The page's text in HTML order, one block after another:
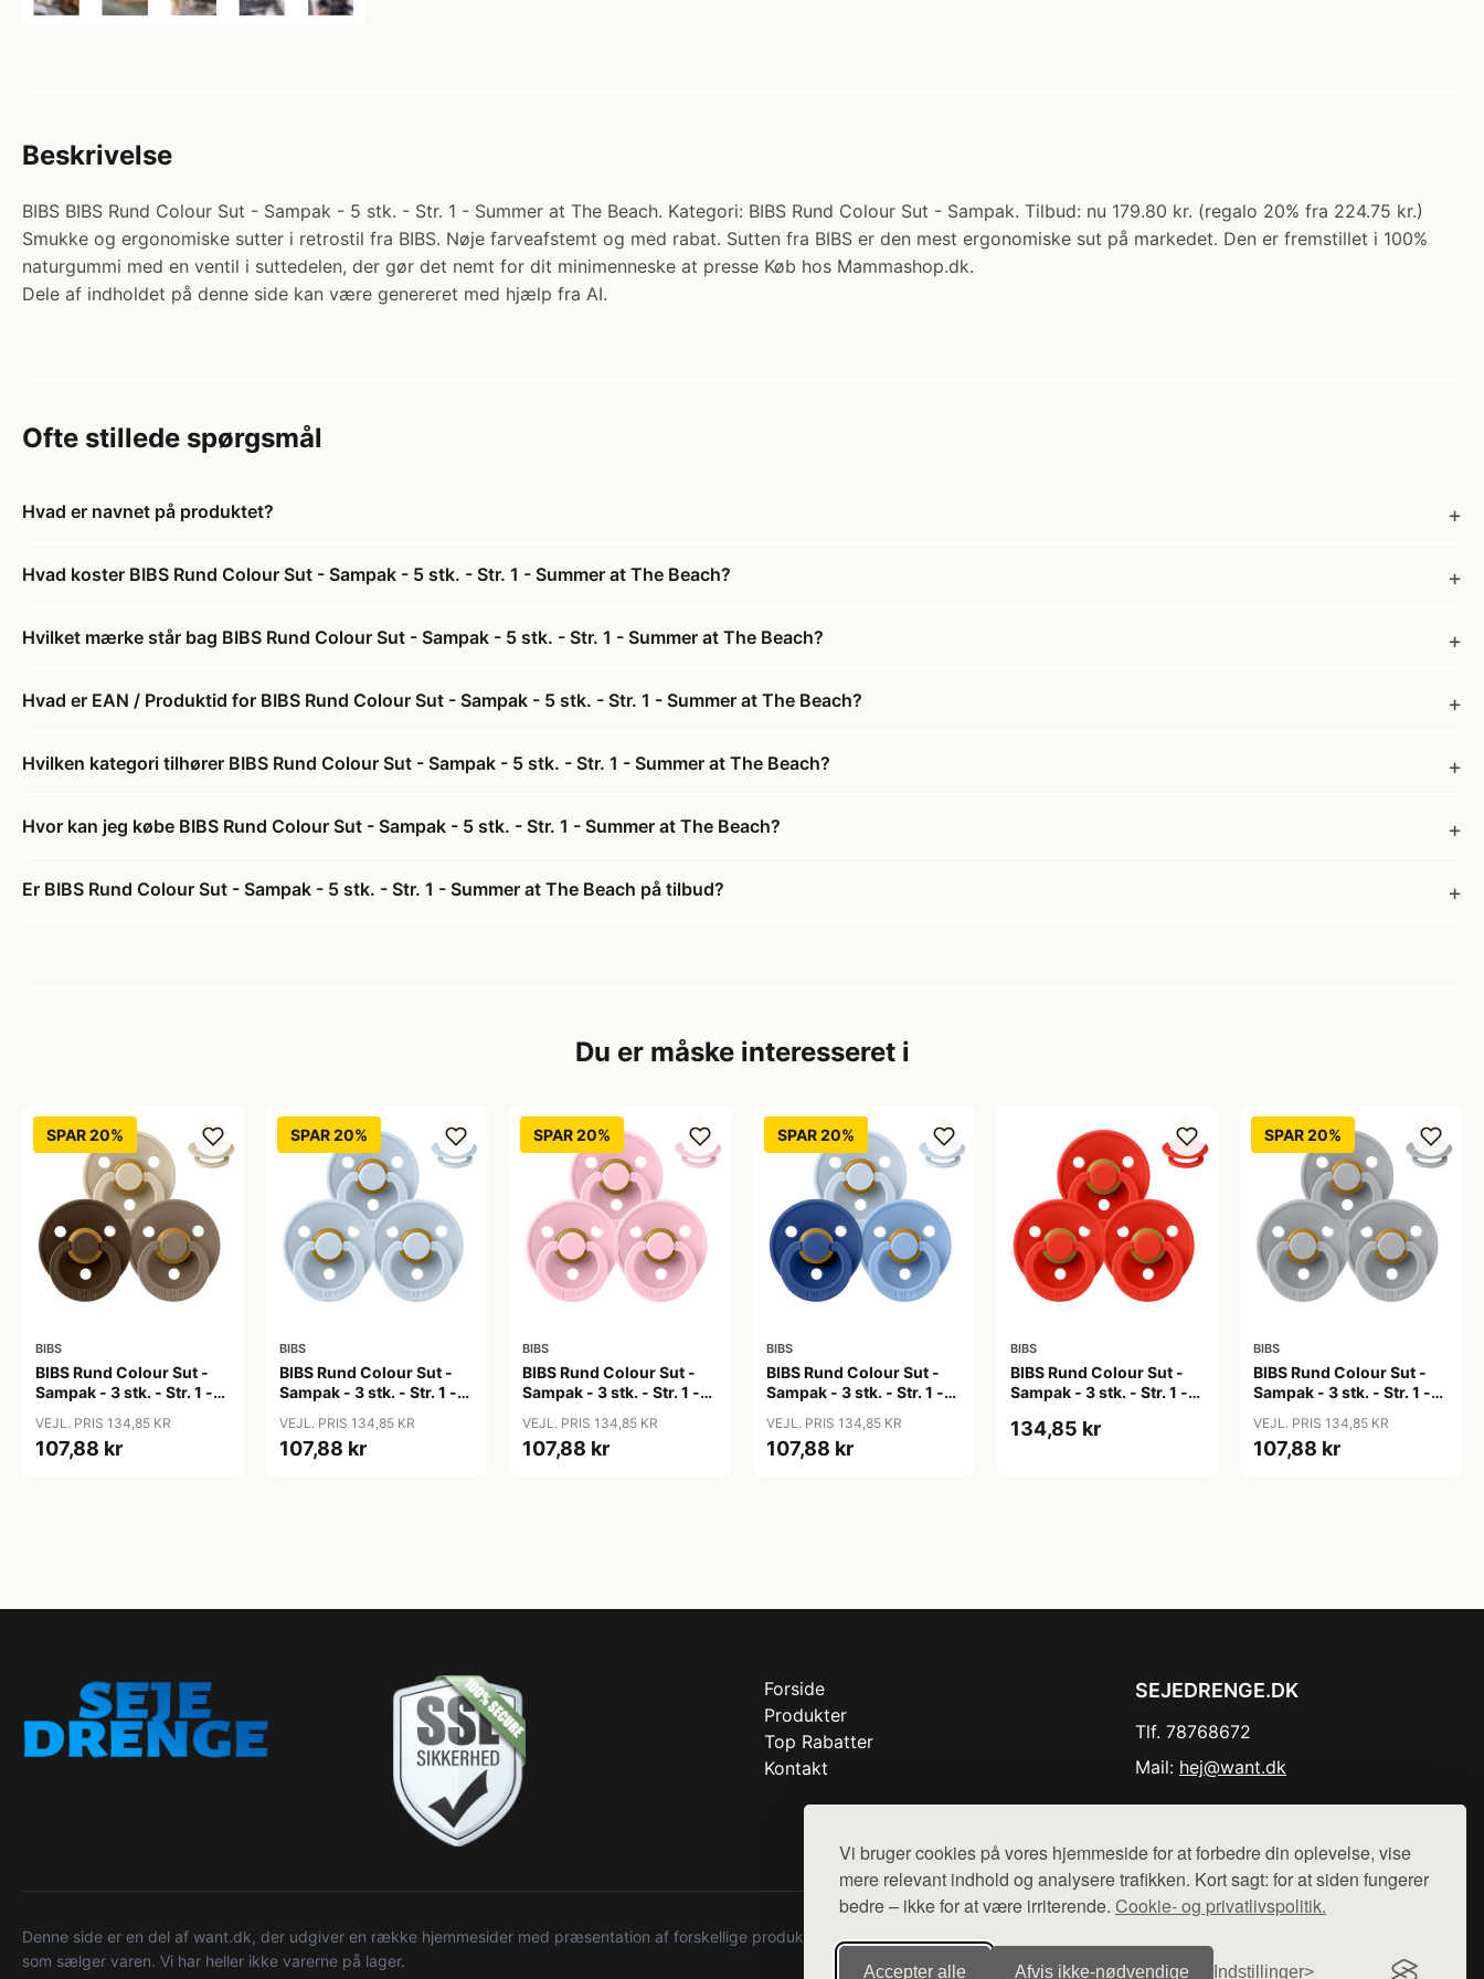
Vi bruger cookies på vores hjemmeside for at forbedre din oplevelse, vise
mere relevant indhold og analysere trafikken. Kort sagt: for at siden fungerer
bedre – ikke for at være irriterende. Cookie- og privatlivspolitik.
Accepter alle Afvis ikke‑nødvendige Indstillinger
Beskrivelse
BIBS BIBS Rund Colour Sut - Sampak - 5 stk. - Str. 1 - Summer at The Beach. Kategori: BIBS Rund Colour Sut - Sampak. Tilbud: nu 179.80 kr. (regalo 20% fra 224.75 kr.)
Smukke og ergonomiske sutter i retrostil fra BIBS. Nøje farveafstemt og med rabat. Sutten fra BIBS er den mest ergonomiske sut på markedet. Den er fremstillet i 100%
naturgummi med en ventil i suttedelen, der gør det nemt for dit minimenneske at presse Køb hos Mammashop.dk.
Dele af indholdet på denne side kan være genereret med hjælp fra AI.
Ofte stillede spørgsmål
Hvad er navnet på produktet?
Hvad koster BIBS Rund Colour Sut - Sampak - 5 stk. - Str. 1 - Summer at The Beach?
Hvilket mærke står bag BIBS Rund Colour Sut - Sampak - 5 stk. - Str. 1 - Summer at The Beach?
Hvad er EAN / Produktid for BIBS Rund Colour Sut - Sampak - 5 stk. - Str. 1 - Summer at The Beach?
Hvilken kategori tilhører BIBS Rund Colour Sut - Sampak - 5 stk. - Str. 1 - Summer at The Beach?
Hvor kan jeg købe BIBS Rund Colour Sut - Sampak - 5 stk. - Str. 1 - Summer at The Beach?
Er BIBS Rund Colour Sut - Sampak - 5 stk. - Str. 1 - Summer at The Beach på tilbud?
Du er måske interesseret i
SPAR 20%
BIBS
BIBS Rund Colour Sut -
Sampak - 3 stk. - Str. 1 -
VEJL. PRIS 134,85 KR
107,88 kr
SPAR 20%
BIBS
BIBS Rund Colour Sut -
Sampak - 3 stk. - Str. 1 -
VEJL. PRIS 134,85 KR
107,88 kr
SPAR 20%
BIBS
BIBS Rund Colour Sut -
Sampak - 3 stk. - Str. 1 -
VEJL. PRIS 134,85 KR
107,88 kr
SPAR 20%
BIBS
BIBS Rund Colour Sut -
Sampak - 3 stk. - Str. 1 -
VEJL. PRIS 134,85 KR
107,88 kr
BIBS
BIBS Rund Colour Sut -
Sampak - 3 stk. - Str. 1 -
134,85 kr
SPAR 20%
BIBS
BIBS Rund Colour Sut -
Sampak - 3 stk. - Str. 1 -
VEJL. PRIS 134,85 KR
107,88 kr
Forside
Produkter
Top Rabatter
Kontakt
SEJEDRENGE.DK
Tlf. 78768672
Mail: hej@want.dk
Denne side er en del af want.dk, der udgiver en række hjemmesider med præsentation af forskellige produkter fra diverse webshops. Der sælges ikke varer fra denne side - vi henviser til de shops,
som sælger varen. Vi har heller ikke varerne på lager.